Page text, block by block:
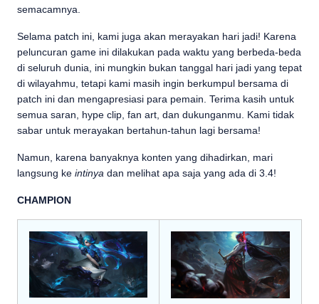
semacamnya.
Selama patch ini, kami juga akan merayakan hari jadi! Karena
peluncuran game ini dilakukan pada waktu yang berbeda-beda
di seluruh dunia, ini mungkin bukan tanggal hari jadi yang tepat
di wilayahmu, tetapi kami masih ingin berkumpul bersama di
patch ini dan mengapresiasi para pemain. Terima kasih untuk
semua saran, hype clip, fan art, dan dukunganmu. Kami tidak
sabar untuk merayakan bertahun-tahun lagi bersama!
Namun, karena banyaknya konten yang dihadirkan, mari
langsung ke intinya dan melihat apa saja yang ada di 3.4!
CHAMPION